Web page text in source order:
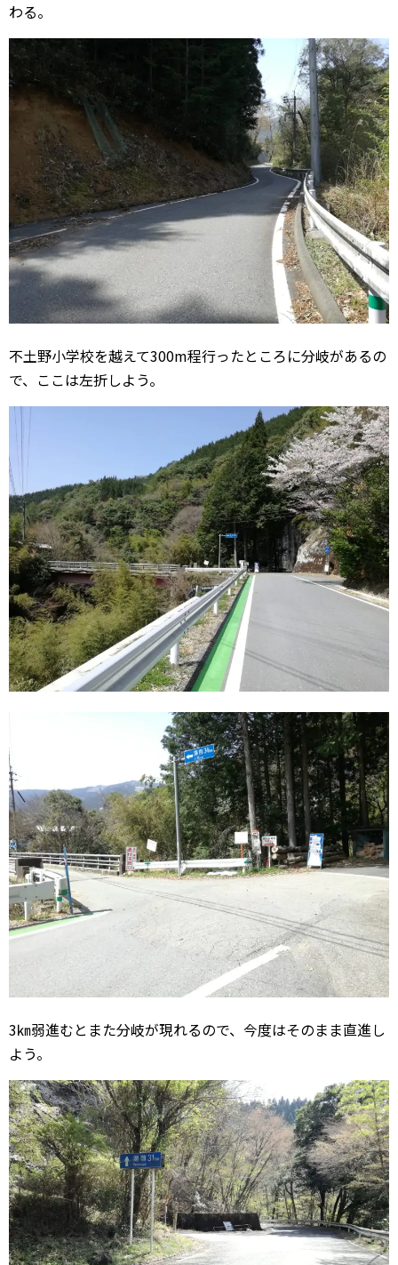
わる。
不土野小学校を越えて300m程行ったところに分岐があるの
で、ここは左折しよう。
3㎞弱進むとまた分岐が現れるので、今度はそのまま直進し
よう。